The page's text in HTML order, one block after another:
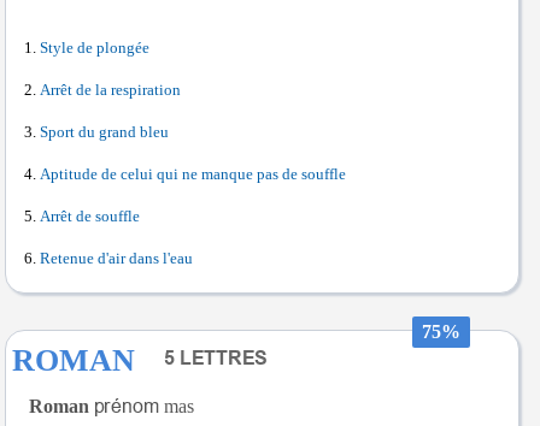
Style de plongée
Arrêt de la respiration
Sport du grand bleu
Aptitude de celui qui ne manque pas de souffle
Arrêt de souffle
Retenue d'air dans l'eau
75%
ROMAN
Roman
mas